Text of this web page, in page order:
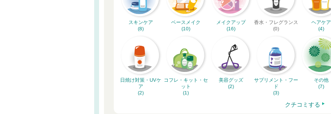
スキンケア
(8)
ベースメイク
(10)
メイクアップ
(16)
香水・フレグランス
(0)
ヘアケア
(4)
日焼け対策・UVケ
ア
(2)
コフレ・キット・セ
ット
(1)
美容グッズ
(2)
サプリメント・フー
ド
(3)
その他
(7)
クチコミする